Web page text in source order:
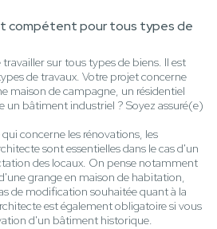
compétent pour tous types de
sur tous types de biens. Il est
de travaux. Votre projet concerne
maison de campagne, un résidentiel
un bâtiment industriel ? Soyez assuré(e)
qui concerne les rénovations, les
sont essentielles dans le cas d'un
des locaux. On pense notamment
grange en maison de habitation,
de modification souhaitée quant à la
est également obligatoire si vous
d'un bâtiment historique.